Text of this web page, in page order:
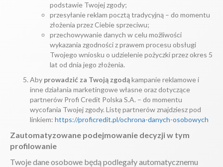
podstawie Twojej zgody;
przesyłanie reklam pocztą tradycyjną – do momentu
złożenia przez Ciebie sprzeciwu;
przechowywanie danych w celu możliwości
wykazania zgodności z prawem procesu obsługi
Twojego wniosku o udzielenie pożyczki przez okres 5
lat od dnia jego złożenia.
Aby prowadzić za Twoją zgodąkampanie reklamowe i
inne działania marketingowe własne oraz dotyczące
partnerów Profi Credit Polska S.A. – do momentu
wycofania Twojej zgody. Listę partnerów znajdziesz pod
linkiem: https://proficredit.pl/ochrona-danych-osobowych
Zautomatyzowane podejmowanie decyzji w tym
profilowanie
Twoje dane osobowe będą podlegały automatycznemu